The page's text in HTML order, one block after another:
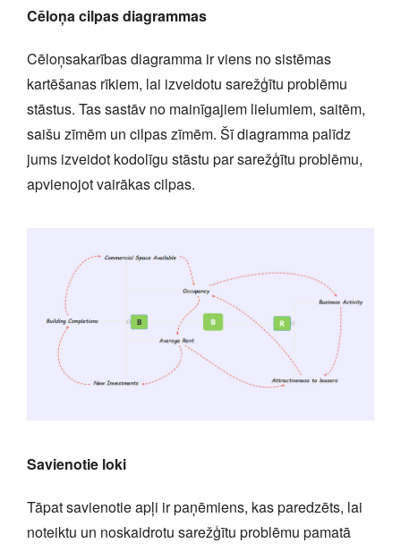
Cēloņa cilpas diagrammas
Cēloņsakarības diagramma ir viens no sistēmas
kartēšanas rīkiem, lai izveidotu sarežģītu problēmu
stāstus. Tas sastāv no mainīgajiem lielumiem, saitēm,
saišu zīmēm un cilpas zīmēm. Šī diagramma palīdz
jums izveidot kodolīgu stāstu par sarežģītu problēmu,
apvienojot vairākas cilpas.
Savienotie loki
Tāpat savienotie apļi ir paņēmiens, kas paredzēts, lai
noteiktu un noskaidrotu sarežģītu problēmu pamatā